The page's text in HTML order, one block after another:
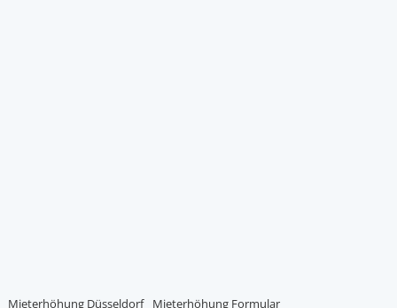
Mieterhöhung Düsseldorf Mieterhöhung Formular